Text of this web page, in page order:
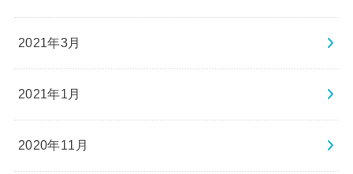
2021年3月
2021年1月
2020年11月